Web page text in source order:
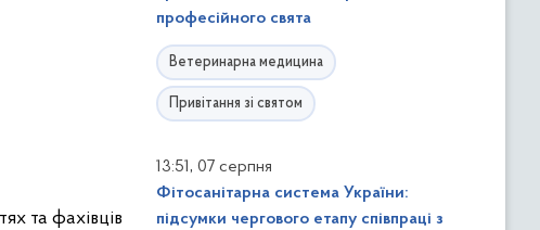
та фахівців
професійного свята
Ветеринарна медицина
Привітання зі святом
13:51, 07 серпня
Фітосанітарна система України:
підсумки чергового етапу співпраці з